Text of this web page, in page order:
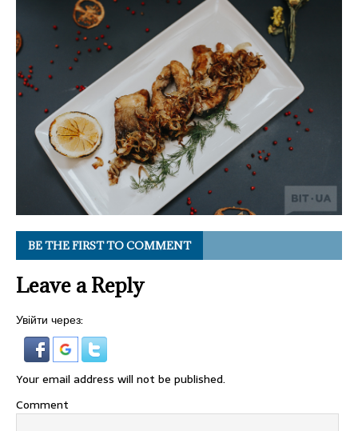
BE THE FIRST TO COMMENT
Leave a Reply
Увійти через:
Your email address will not be published.
Comment